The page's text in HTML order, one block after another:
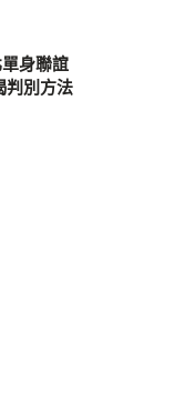
身聯誼
判別方法